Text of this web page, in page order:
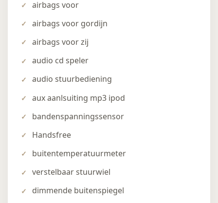
airbags voor
airbags voor gordijn
airbags voor zij
audio cd speler
audio stuurbediening
aux aanlsuiting mp3 ipod
bandenspanningssensor
Handsfree
buitentemperatuurmeter
verstelbaar stuurwiel
dimmende buitenspiegel